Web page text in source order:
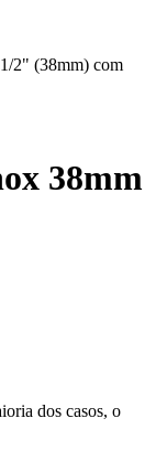
2" (38mm) com
38mm
dos casos, o